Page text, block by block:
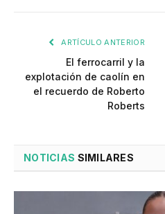
ARTÍCULO ANTERIOR
El ferrocarril y la
explotación de caolín en
el recuerdo de Roberto
Roberts
NOTICIAS SIMILARES